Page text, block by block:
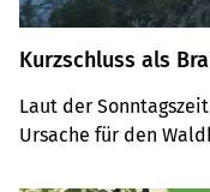
Kurzschluss als
Laut der
Ursache für den